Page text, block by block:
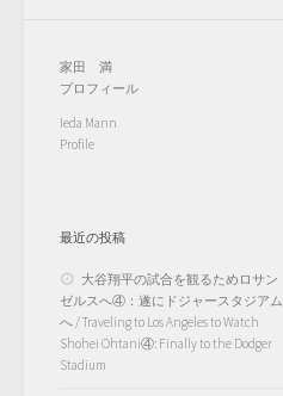
家田 満
プロフィール
Ieda Mann
Profile
最近の投稿
大谷翔平の試合を観るためロサン
ゼルスへ④：遂にドジャースタジアム
へ / Traveling to Los Angeles to Watch
Shohei Ohtani④: Finally to the Dodger
Stadium